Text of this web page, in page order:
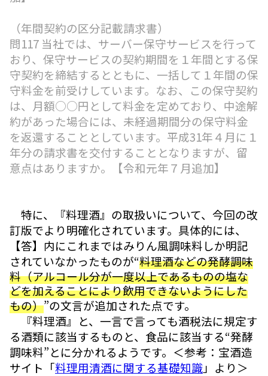
（年間契約の区分記載請求書）
問117 当社では、サーバー保守サービスを行って
おり、保守サービスの契約期間を１年間とする保
守契約を締結するとともに、一括して１年間の保
守料金を前受けしています。なお、この保守契約
は、月額○○円として料金を定めており、中途解
約があった場合には、未経過期間分の保守料金
を返還することとしています。平成31年４月に１
年分の請求書を交付することとなりますが、留
意点はありますか。【令和元年７月追加】
特に、『料理酒』の取扱いについて、今回の改
訂版でより明確化されています。具体的には、
【答】内にこれまではみりん風調味料しか明記
されていなかったものが“料理酒などの発酵調味
料（アルコール分が一度以上であるものの塩な
どを加えることにより飲用できないようにした
もの）”の文言が追加された点です。
『料理酒』と、一言で言っても酒税法に規定す
る酒類に該当するものと、食品に該当する“発酵
調味料”とに分かれるようです。＜参考：宝酒造
サイト「料理用清酒に関する基礎知識」より＞